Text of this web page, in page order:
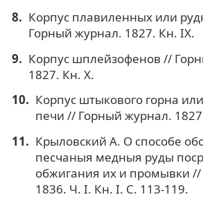
Корпус плавиленных или
Горный журнал. 1827. Кн. IX.
Корпус шплейзофенов //
1827. Кн. X.
Корпус штыкового горна
печи // Горный журнал.
Крыловский А. О способе
песчаныя медныя руды
обжигания их и промывки
1836. Ч. I. Кн. I. С. 113-119.